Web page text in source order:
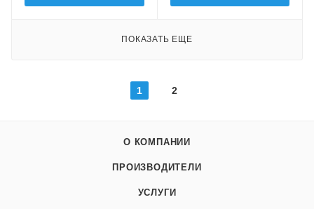
ПОКАЗАТЬ ЕЩЕ
1 2
О КОМПАНИИ
ПРОИЗВОДИТЕЛИ
УСЛУГИ